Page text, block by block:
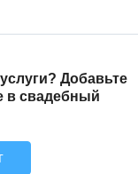
Добавьте
в свадебный